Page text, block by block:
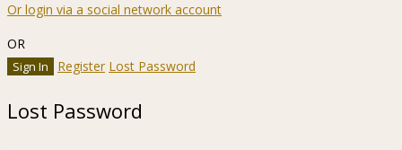
Or login via a social network account
OR
Register Lost Password
Lost Password